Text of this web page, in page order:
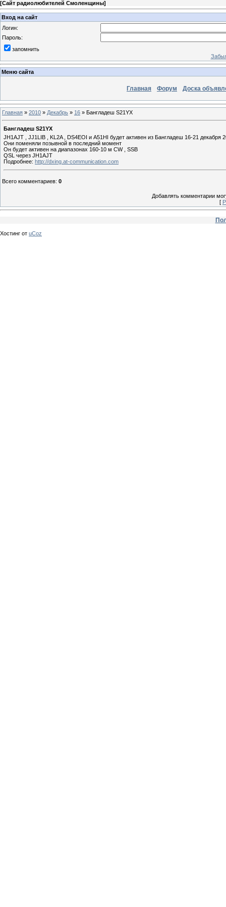
[Сайт радиолюбителей Смоленщины]
Вход на сайт
Логин:
Пароль:
запомнить
Меню сайта
Главная Форум Доска
Главная » 2010 » Декабрь » 16 » Бангладеш S21YX
Бангладеш S21YX
JH1AJT , JJ1LIB , KL2A , DS4EOI и A51HI будет активен из Бангладеш 16-21 декабря
Они поменяли позывной в последний момент
Он будет активен на диапазонах 160-10 м CW , SSB
QSL через JH1AJT
Подробнее: http://dxing.at-communication.com
Всего комментариев: 0
Добавлять комментарии
[
Хостинг от uCoz